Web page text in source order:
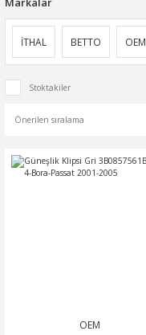
İTHAL BETTO OEM
Stoktakiler
OEM